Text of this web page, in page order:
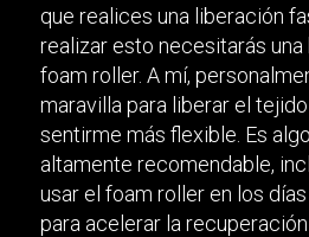
que realices una liberación
realizar esto necesitarás una
foam roller. A mí,
maravilla para liberar el
sentirme más flexible. Es
altamente recomendable,
usar el foam roller en los
para acelerar la